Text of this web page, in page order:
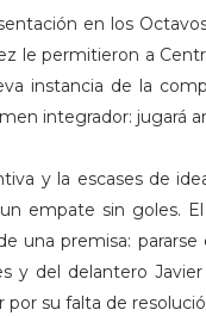
en los
le permitieron a
instancia de la
integrador: jugará
y la escases de
empate sin goles.
una premisa:
y del delantero
por su falta de